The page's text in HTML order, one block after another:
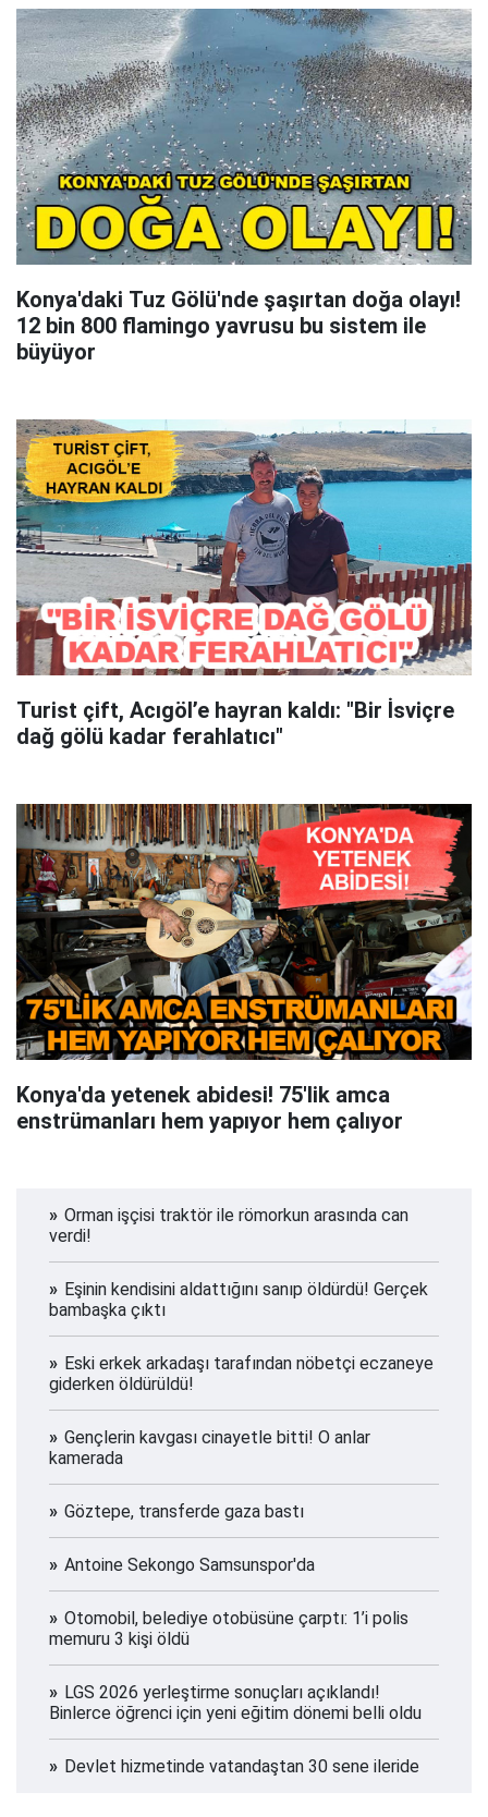
Konya'daki Tuz Gölü'nde şaşırtan doğa olayı!
12 bin 800 flamingo yavrusu bu sistem ile
büyüyor
Turist çift, Acıgöl’e hayran kaldı: "Bir İsviçre
dağ gölü kadar ferahlatıcı"
Konya'da yetenek abidesi! 75'lik amca
enstrümanları hem yapıyor hem çalıyor
Orman işçisi traktör ile römorkun arasında can
verdi!
Eşinin kendisini aldattığını sanıp öldürdü! Gerçek
bambaşka çıktı
Eski erkek arkadaşı tarafından nöbetçi eczaneye
giderken öldürüldü!
Gençlerin kavgası cinayetle bitti! O anlar
kamerada
Göztepe, transferde gaza bastı
Antoine Sekongo Samsunspor'da
Otomobil, belediye otobüsüne çarptı: 1’i polis
memuru 3 kişi öldü
LGS 2026 yerleştirme sonuçları açıklandı!
Binlerce öğrenci için yeni eğitim dönemi belli oldu
Devlet hizmetinde vatandaştan 30 sene ileride